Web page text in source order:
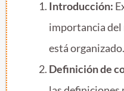
Introducción:
importancia del
está organizado.
Definición de